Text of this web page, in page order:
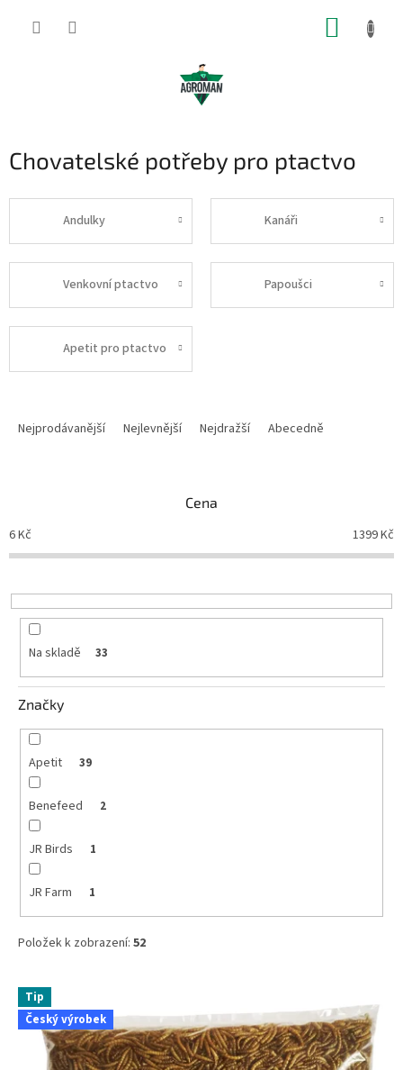
Chovatelské potřeby pro ptactvo
Andulky Kanáři
Venkovní ptactvo Papoušci
Apetit pro ptactvo
p
r
o
u
Nejprodávanější Nejlevnější Nejdražší Abecedně
Cena
6Kč 1399Kč
Na skladě 33
Značky
Apetit 39
Benefeed 2
JR Birds 1
JR Farm 1
Položek k zobrazení: 52
V
p
Tip
Český výrobek